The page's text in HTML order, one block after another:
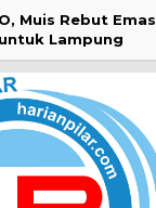
Muis Rebut Emas
Lampung